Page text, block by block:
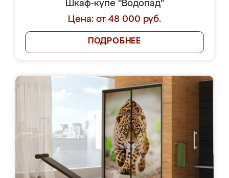
Шкаф-купе "Водопад"
Цена: от 48 000 руб.
ПОДРОБНЕЕ